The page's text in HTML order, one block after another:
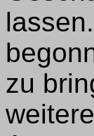
zu